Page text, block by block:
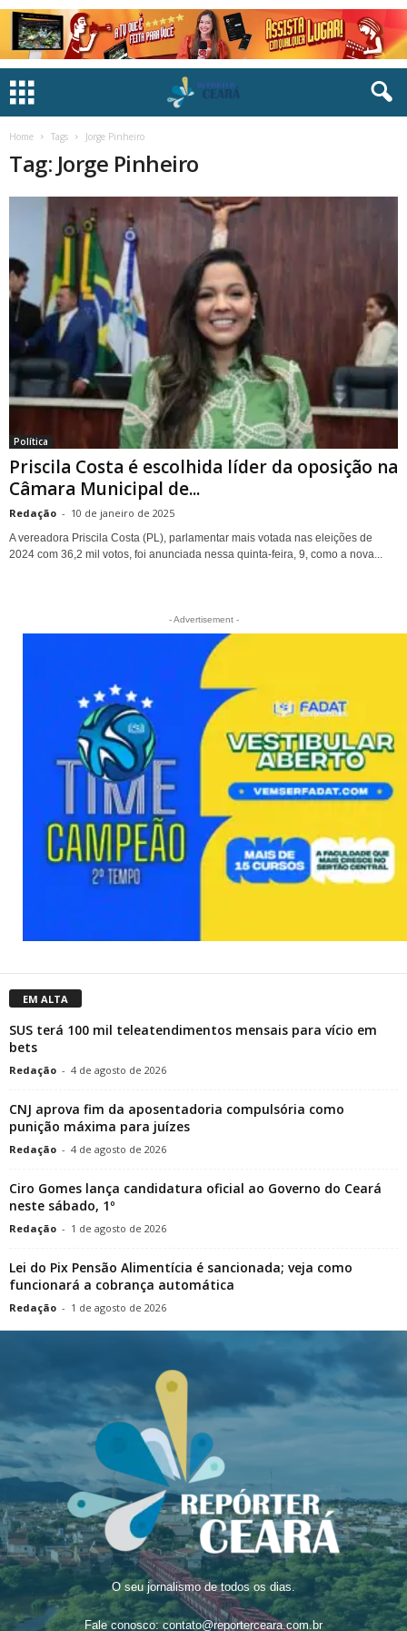
Home Tags Jorge Pinheiro
Tag: Jorge Pinheiro
Política
Priscila Costa é escolhida líder da oposição na
Câmara Municipal de...
Redação - 10 de janeiro de 2025
A vereadora Priscila Costa (PL), parlamentar mais votada nas eleições de
2024 com 36,2 mil votos, foi anunciada nessa quinta-feira, 9, como a nova...
- Advertisement -
EM ALTA
SUS terá 100 mil teleatendimentos mensais para vício em
bets
Redação - 4 de agosto de 2026
CNJ aprova fim da aposentadoria compulsória como
punição máxima para juízes
Redação - 4 de agosto de 2026
Ciro Gomes lança candidatura oficial ao Governo do Ceará
neste sábado, 1º
Redação - 1 de agosto de 2026
Lei do Pix Pensão Alimentícia é sancionada; veja como
funcionará a cobrança automática
Redação - 1 de agosto de 2026
O seu jornalismo de todos os dias.
Fale conosco: contato@reporterceara.com.br